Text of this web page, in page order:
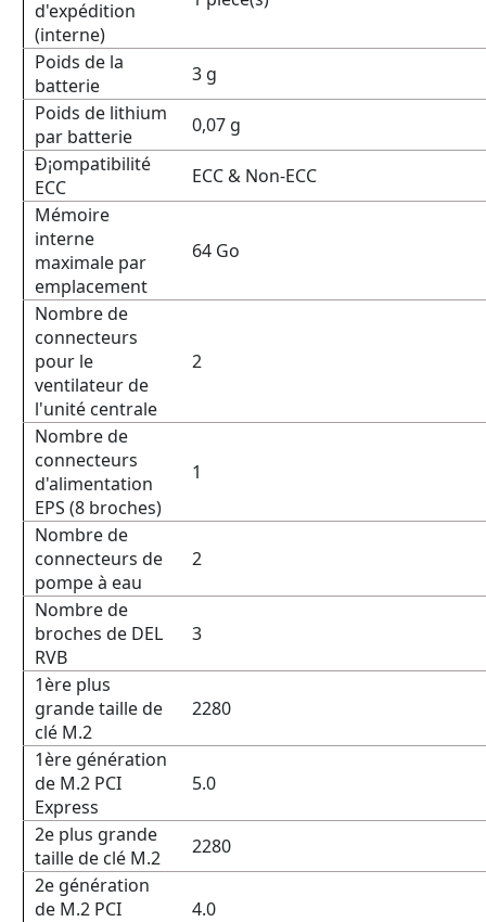
d'expédition
(interne)
Poids de la
batterie
3 g
Poids de lithium
par batterie
0,07 g
Ð¡ompatibilité
ECC
ECC & Non-ECC
Mémoire
interne
maximale par
emplacement
64 Go
Nombre de
connecteurs
pour le
ventilateur de
l'unité centrale
2
Nombre de
connecteurs
d'alimentation
EPS (8 broches)
1
Nombre de
connecteurs de
pompe à eau
2
Nombre de
broches de DEL
RVB
3
1ère plus
grande taille de
clé M.2
2280
1ère génération
de M.2 PCI
Express
5.0
2e plus grande
taille de clé M.2
2280
2e génération
de M.2 PCI
4.0